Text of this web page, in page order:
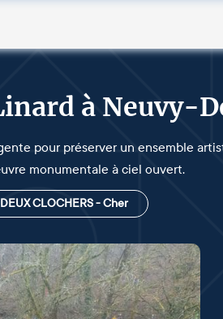
à Neuvy-
pour préserver un ensemble
monumentale à ciel ouvert.
CLOCHERS - Cher